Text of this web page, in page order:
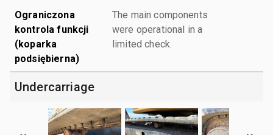
Ograniczona
kontrola funkcji
(koparka
podsiębierna)
The main components
were operational in a
limited check.
Undercarriage